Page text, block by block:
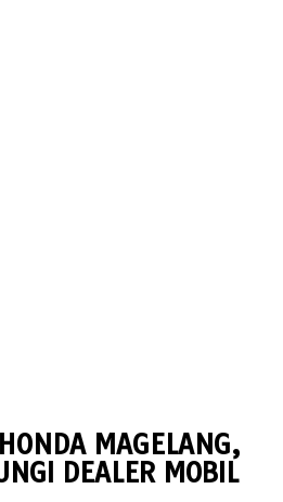
MAGELANG,
DEALER MOBIL